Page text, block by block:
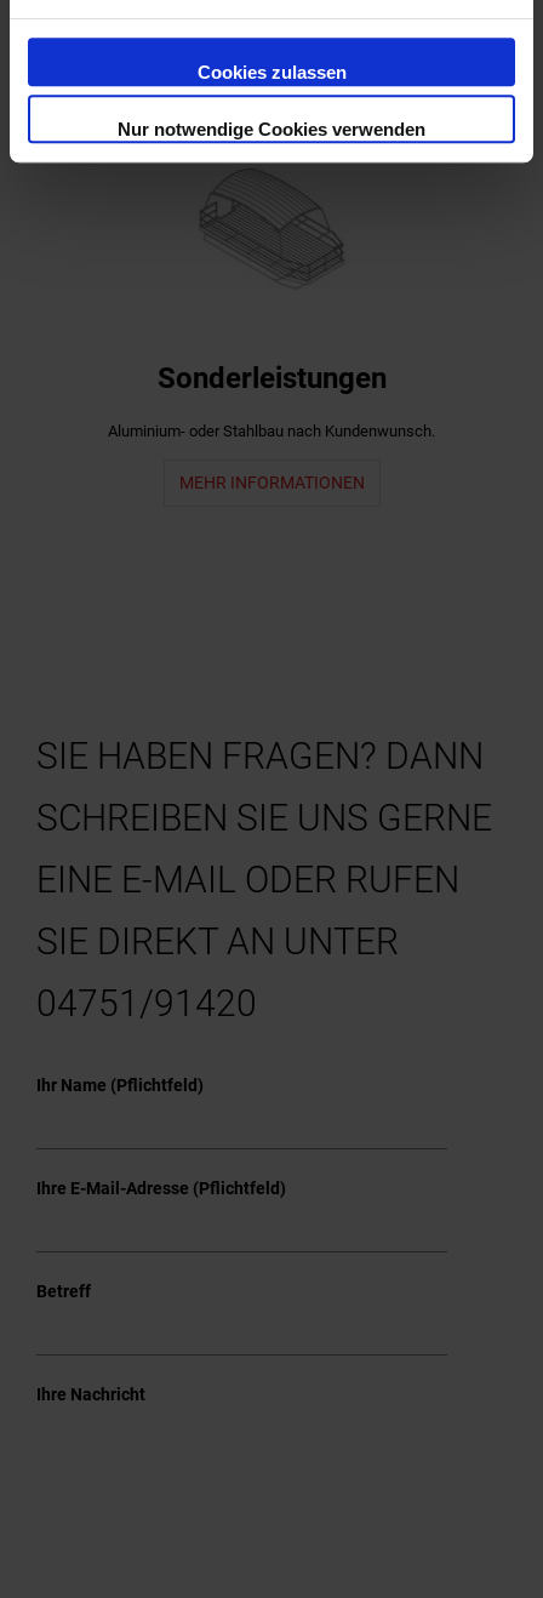
Cookies zulassen
Nur notwendige Cookies verwenden
Sonderleistungen
Aluminium- oder Stahlbau nach Kundenwunsch.
MEHR INFORMATIONEN
SIE HABEN FRAGEN? DANN
SCHREIBEN SIE UNS GERNE
EINE E-MAIL ODER RUFEN
SIE DIREKT AN UNTER
04751/91420
Ihr Name (Pflichtfeld)
Ihre E-Mail-Adresse (Pflichtfeld)
Betreff
Ihre Nachricht